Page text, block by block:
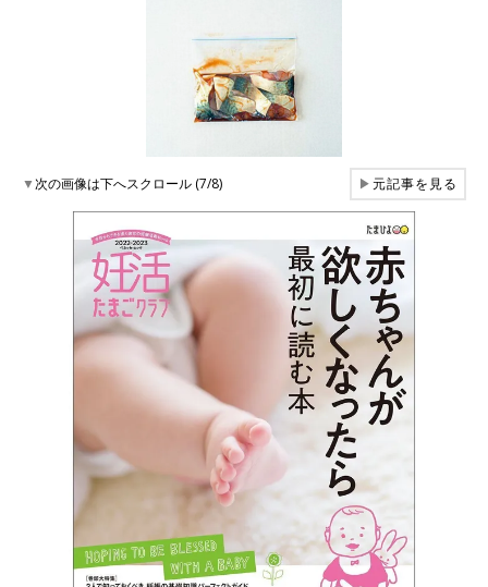
▼次の画像は下へスクロール (7/8) ▶元記事を見る